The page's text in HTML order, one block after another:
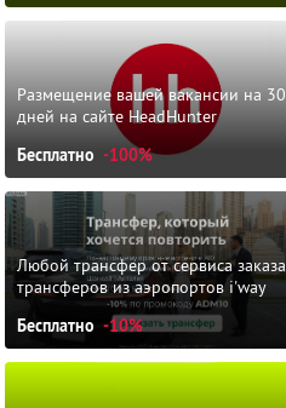
Размещение вашей вакансии на 30
дней на сайте HeadHunter
Бесплатно -100%
Любой трансфер от сервиса заказа
трансферов из аэропортов i'way
Бесплатно -10%